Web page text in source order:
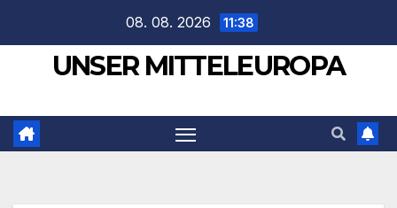
springen
08. 08. 2026 11:38
UNSER MITTELEUROPA